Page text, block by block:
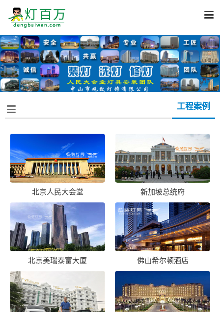

 工程案例
北京人民大会堂 新加坡总统府
北京美瑞泰富大厦 佛山希尔顿酒店